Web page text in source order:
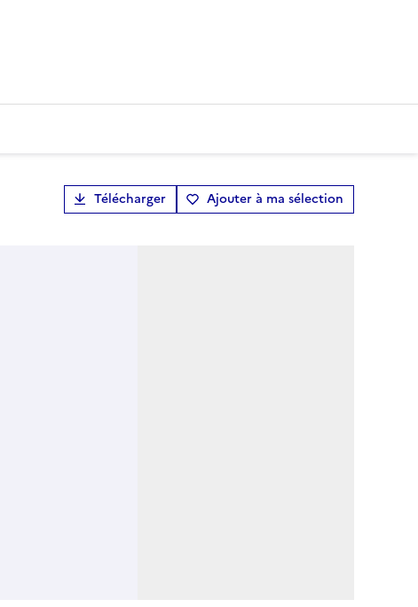
Télécharger Ajouter à ma sélection